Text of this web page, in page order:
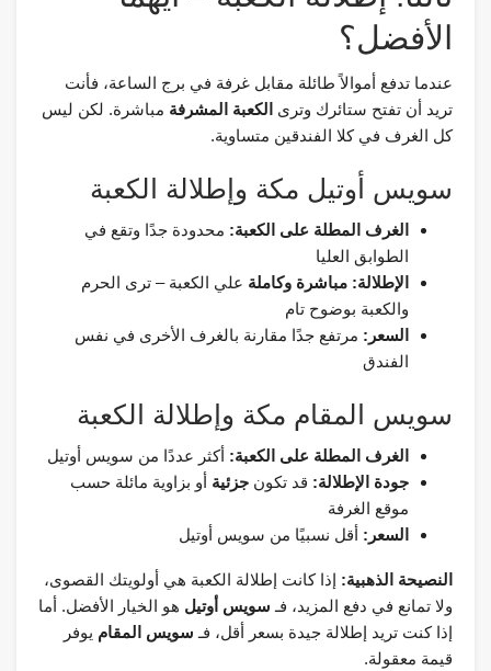
الأفضل؟
عندما تدفع أموالاً طائلة مقابل غرفة في برج الساعة، فأنت
تريد أن تفتح ستائرك وترى الكعبة المشرفة مباشرة. لكن ليس
كل الغرف في كلا الفندقين متساوية.
سويس أوتيل مكة وإطلالة الكعبة
الغرف المطلة على الكعبة: محدودة جدًا وتقع في
الطوابق العليا
الإطلالة: مباشرة وكاملة علي الكعبة – ترى الحرم
والكعبة بوضوح تام
السعر: مرتفع جدًا مقارنة بالغرف الأخرى في نفس
الفندق
سويس المقام مكة وإطلالة الكعبة
الغرف المطلة على الكعبة: أكثر عددًا من سويس أوتيل
جودة الإطلالة: قد تكون جزئية أو بزاوية مائلة حسب
موقع الغرفة
السعر: أقل نسبيًا من سويس أوتيل
النصيحة الذهبية: إذا كانت إطلالة الكعبة هي أولويتك القصوى،
ولا تمانع في دفع المزيد، فـ سويس أوتيل هو الخيار الأفضل. أما
إذا كنت تريد إطلالة جيدة بسعر أقل، فـ سويس المقام يوفر
قيمة معقولة.